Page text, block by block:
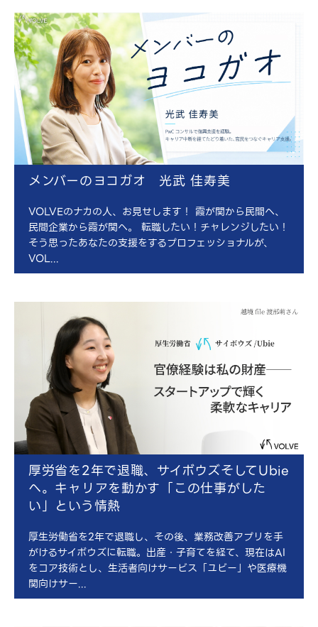
メンバーのヨコガオ 光武 佳寿美
VOLVEのナカの人、お見せします！ 霞が関から民間へ、
民間企業から霞が関へ。 転職したい！チャレンジしたい！
そう思ったあなたの支援をするプロフェッショナルが、
VOL...
厚労省を2年で退職、サイボウズそしてUbie
へ。キャリアを動かす「この仕事がした
い」という情熱
厚生労働省を2年で退職し、その後、業務改善アプリを手
がけるサイボウズに転職。出産・子育てを経て、現在はAI
をコア技術とし、生活者向けサービス「ユビー」や医療機
関向けサー...